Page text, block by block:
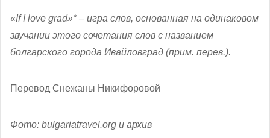
«If I love grad»* – игра слов, основанная на одинаковом
звучании этого сочетания слов с названием
болгарского города Ивайловград (прим. перев.).
Перевод Снежаны Никифоровой
Фото: bulgariatravel.org и архив